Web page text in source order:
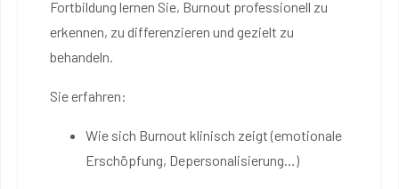
Fortbildung lernen Sie, Burnout professionell zu
erkennen, zu differenzieren und gezielt zu
behandeln.
Sie erfahren:
Wie sich Burnout klinisch zeigt (emotionale
Erschöpfung, Depersonalisierung…)